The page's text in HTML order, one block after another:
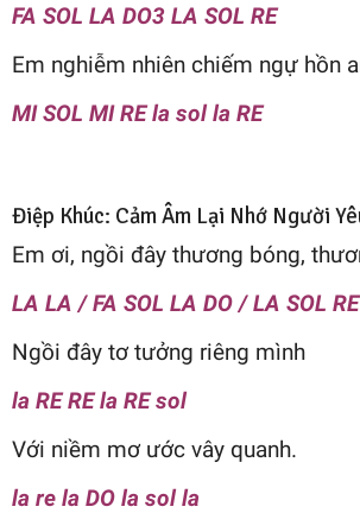
FA SOL LA DO3 LA SOL RE
Em nghiễm nhiên chiếm ngự hồn
MI SOL MI RE la sol la RE
Điệp Khúc: Cảm Âm Lại Nhớ Người
Em ơi, ngồi đây thương bóng,
LA LA / FA SOL LA DO / LA SOL RE
Ngồi đây tơ tưởng riêng mình
la RE RE la RE sol
Với niềm mơ ước vây quanh.
la re la DO la sol la